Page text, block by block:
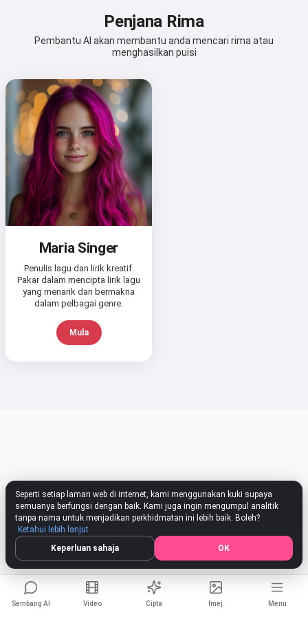
Penjana Rima
Pembantu AI akan membantu anda mencari rima atau
menghasilkan puisi
Maria Singer
Penulis lagu dan lirik kreatif.
Pakar dalam mencipta lirik lagu
yang menarik dan bermakna
dalam pelbagai genre.
Mula
Sembang AI Video Cipta Imej Menu
Saya boleh mencipta lagu, menulis
puisi dan ucapan tahniah 🥰
Dasar Bayaran Balik
Seperti setiap laman web di internet, kami menggunakan kuki supaya
semuanya berfungsi dengan baik. Kami juga ingin mengumpul analitik
tanpa nama untuk menjadikan perkhidmatan ini lebih baik. Boleh?
Ketahui lebih lanjut
Keperluan sahaja
OK